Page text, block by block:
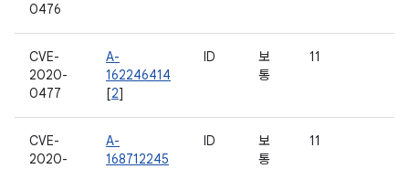
0476
CVE-
2020-
0477
A-
162246414
[2]
ID
보
통
11
CVE-
2020-
A-
168712245
ID
보
통
11